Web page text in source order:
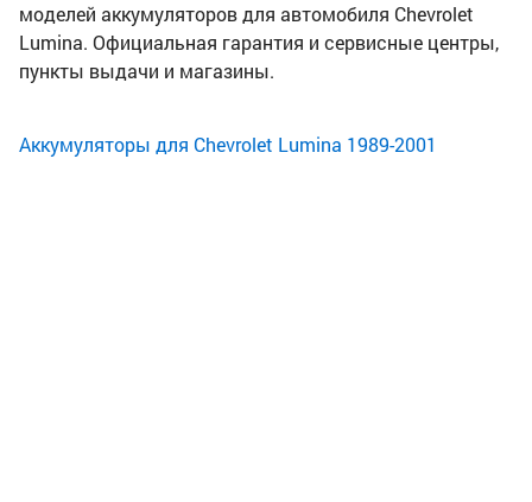
моделей аккумуляторов для автомобиля Chevrolet
Lumina. Официальная гарантия и сервисные центры,
пункты выдачи и магазины.
Аккумуляторы для Chevrolet Lumina 1989-2001